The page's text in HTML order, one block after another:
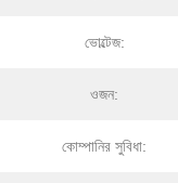
ভোল্টেজ:
ওজন:
কোম্পানির সুবিধা: